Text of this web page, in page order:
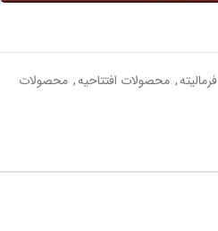
فرمالیته, محصولات افتتاحیه, محصولات